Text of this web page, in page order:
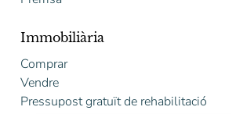
Immobiliària
Comprar
Vendre
Pressupost gratuït de rehabilitació